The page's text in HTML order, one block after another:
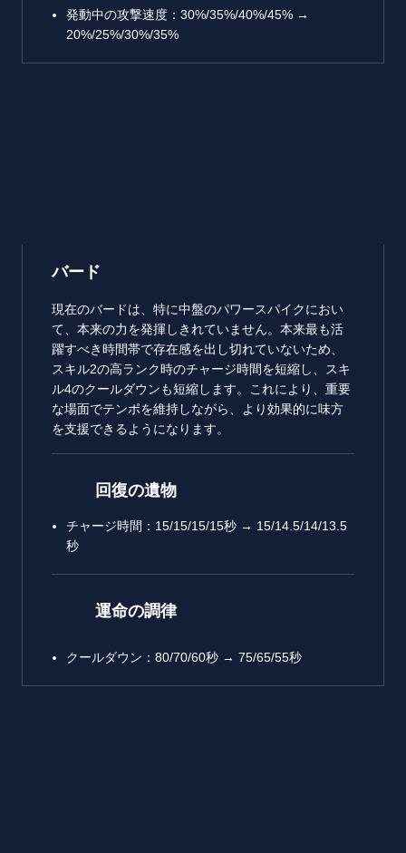
発動中の攻撃速度：30%/35%/40%/45% →
20%/25%/30%/35%
バード
現在のバードは、特に中盤のパワースパイクにおい
て、本来の力を発揮しきれていません。本来最も活
躍すべき時間帯で存在感を出し切れていないため、
スキル2の高ランク時のチャージ時間を短縮し、スキ
ル4のクールダウンも短縮します。これにより、重要
な場面でテンポを維持しながら、より効果的に味方
を支援できるようになります。
回復の遺物
チャージ時間：15/15/15/15秒 → 15/14.5/14/13.5
秒
運命の調律
クールダウン：80/70/60秒 → 75/65/55秒